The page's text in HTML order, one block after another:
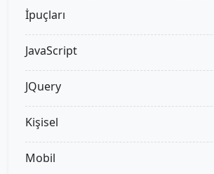
İpuçları
JavaScript
JQuery
Kişisel
Mobil